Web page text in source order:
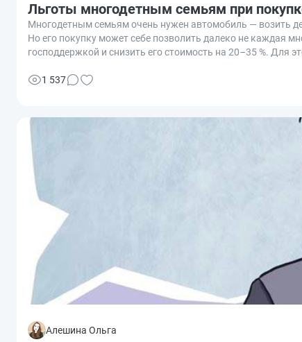
Льготы многодетным семьям при
Многодетным семьям очень нужен автомобиль — возить
Но его покупку может себе позволить далеко не каждая
господдержкой и снизить его стоимость на 20–35 %.
1 537
Алешина Ольга